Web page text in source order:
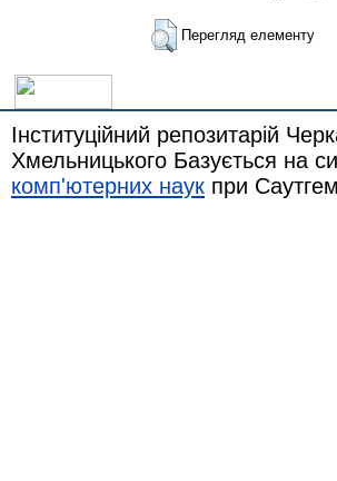
Перегляд елементу
Інституційний репозитарій
Хмельницького Базується на
комп'ютерних наук при